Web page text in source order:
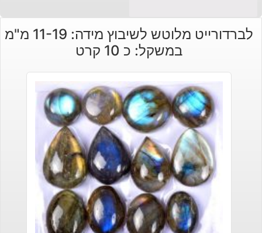
לברדורייט מלוטש לשיבוץ מידה: 11-19 מ"מ
במשקל: כ 10 קרט